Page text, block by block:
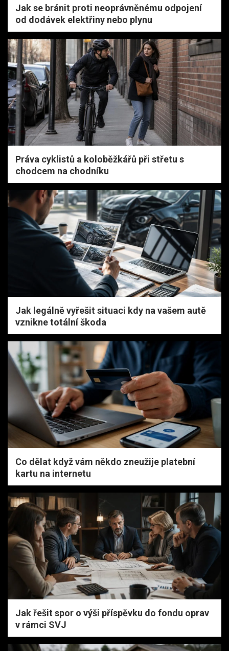
Jak se bránit proti neoprávněnému odpojení
od dodávek elektřiny nebo plynu
Práva cyklistů a koloběžkářů při střetu s
chodcem na chodníku
Jak legálně vyřešit situaci kdy na vašem autě
vznikne totální škoda
Co dělat když vám někdo zneužije platební
kartu na internetu
Jak řešit spor o výši příspěvku do fondu oprav
v rámci SVJ